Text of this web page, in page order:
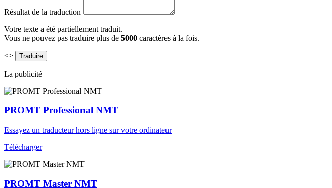
Résultat de la traduction
Votre texte a été partiellement traduit.
Vous ne pouvez pas traduire plus de 5000 caractères à la fois.
<>
La publicité
PROMT Professional NMT
Essayez un traducteur hors ligne sur votre ordinateur
Télécharger
PROMT Master NMT